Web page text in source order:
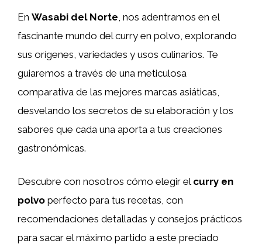
En Wasabi del Norte , nos adentramos en el
fascinante mundo del curry en polvo, explorando
sus orígenes, variedades y usos culinarios. Te
guiaremos a través de una meticulosa
comparativa de las mejores marcas asiáticas,
desvelando los secretos de su elaboración y los
sabores que cada una aporta a tus creaciones
gastronómicas.
Descubre con nosotros cómo elegir el curry en
polvo perfecto para tus recetas, con
recomendaciones detalladas y consejos prácticos
para sacar el máximo partido a este preciado